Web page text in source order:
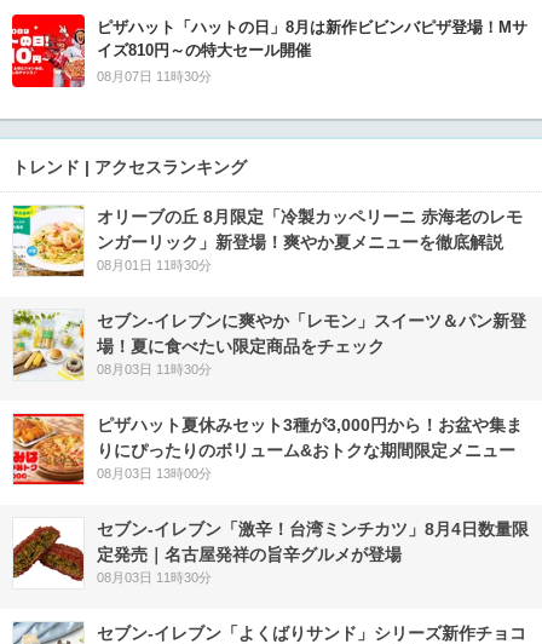
ピザハット「ハットの日」8月は新作ビビンバピザ登場！Mサ
イズ810円～の特大セール開催
08月07日 11時30分
トレンド | アクセスランキング
オリーブの丘 8月限定「冷製カッペリーニ 赤海老のレモ
ンガーリック」新登場！爽やか夏メニューを徹底解説
08月01日 11時30分
セブン‐イレブンに爽やか「レモン」スイーツ＆パン新登
場！夏に食べたい限定商品をチェック
08月03日 11時30分
ピザハット夏休みセット3種が3,000円から！お盆や集ま
りにぴったりのボリューム&おトクな期間限定メニュー
08月03日 13時00分
セブン-イレブン「激辛！台湾ミンチカツ」8月4日数量限
定発売｜名古屋発祥の旨辛グルメが登場
08月03日 11時30分
セブン‐イレブン「よくばりサンド」シリーズ新作チョコ